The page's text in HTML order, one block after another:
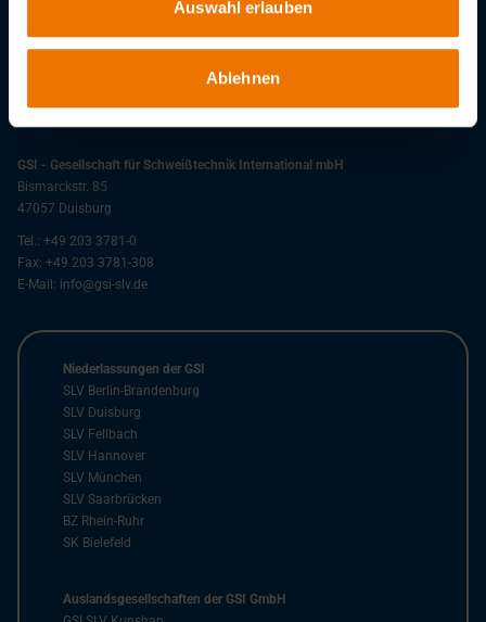
Auswahl erlauben
Ablehnen
Stellenangebote
GSI - Gesellschaft für Schweißtechnik International mbH
Bismarckstr. 85
47057 Duisburg
Tel.: +49 203 3781-0
Fax: +49 203 3781-308
E-Mail: info@gsi-slv.de
Niederlassungen der GSI
SLV Berlin-Brandenburg
SLV Duisburg
SLV Fellbach
SLV Hannover
SLV München
SLV Saarbrücken
BZ Rhein-Ruhr
SK Bielefeld
Auslandsgesellschaften der GSI GmbH